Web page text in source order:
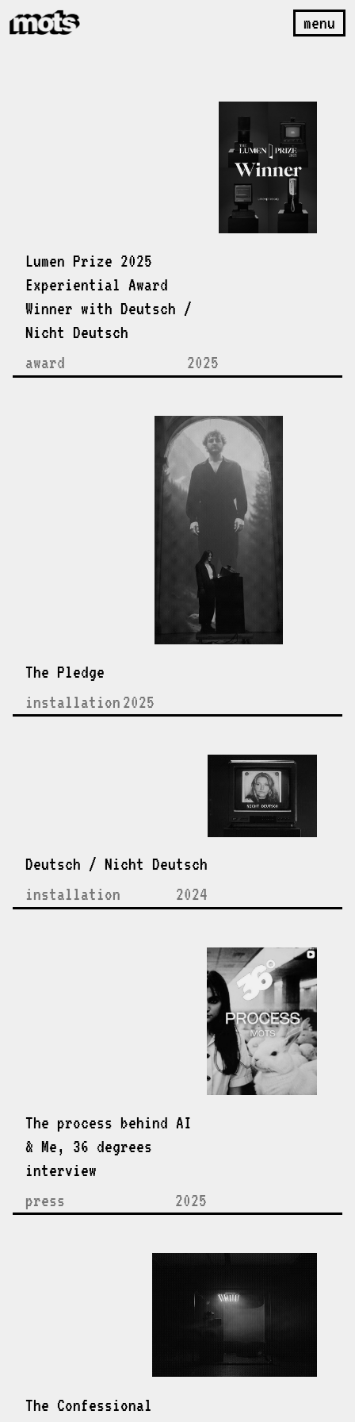
menu
Lumen Prize 2025
Experiential Award
Winner with Deutsch /
Nicht Deutsch
award
2025
The Pledge
installation 2025
Deutsch / Nicht Deutsch
installation
2024
The process behind AI
& Me, 36 degrees
interview
press
2025
The Confessional